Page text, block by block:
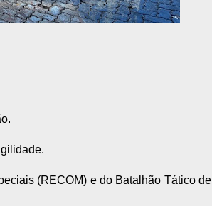
(RECOM) e do Batalhão Tático de